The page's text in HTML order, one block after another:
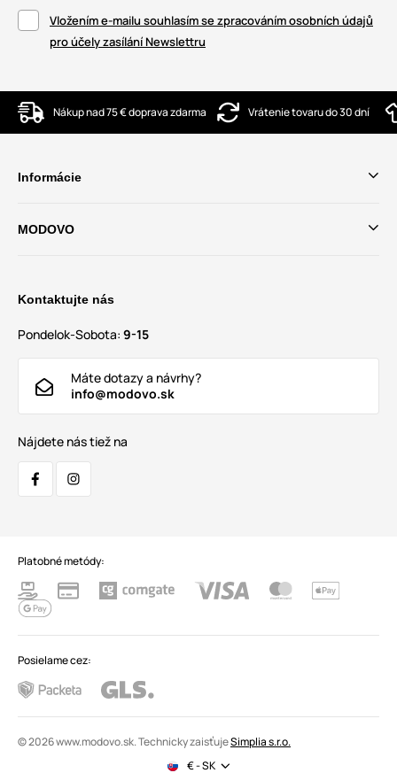
Vložením e-mailu souhlasím se zpracováním osobních údajů
pro účely zasílání Newslettru
Nákup nad 75 € doprava zdarma Vrátenie tovaru do 30 dní
Informácie
MODOVO
Kontaktujte nás
Pondelok-Sobota: 9-15
Máte dotazy a návrhy?
info@modovo.sk
Nájdete nás tiež na
Platobné metódy:
Posielame cez:
© 2026 www.modovo.sk. Technicky zaisťujeSimplia s.r.o.
€ - SK